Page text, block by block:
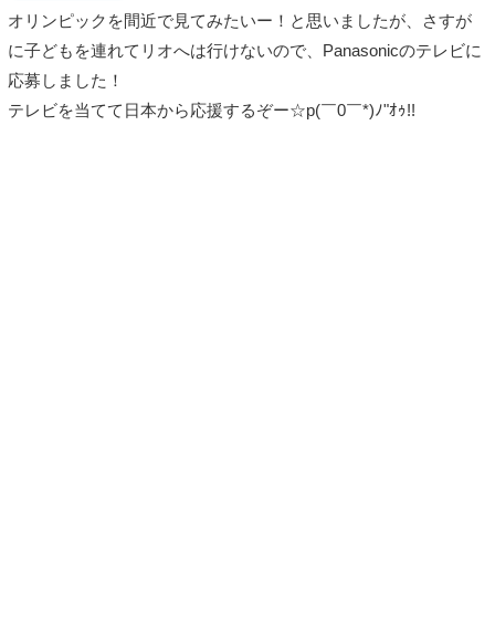
オリンピックを間近で見てみたいー！と思いましたが、さすが
に子どもを連れてリオへは行けないので、Panasonicのテレビに
応募しました！
テレビを当てて日本から応援するぞー☆p(￣0￣*)ﾉ"ｵｩ!!